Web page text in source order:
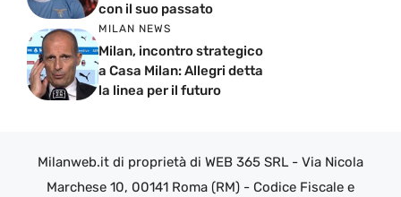
con il suo passato
MILAN NEWS
Milan, incontro strategico
a Casa Milan: Allegri detta
la linea per il futuro
Milanweb.it di proprietà di WEB 365 SRL - Via Nicola
Marchese 10, 00141 Roma (RM) - Codice Fiscale e